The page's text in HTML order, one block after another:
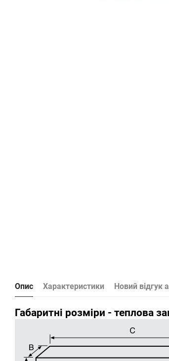
Опис Характеристики Новий відгук
Габаритні розміри - теплова